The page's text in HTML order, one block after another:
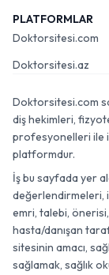
PLATFORMLAR
Doktorsitesi.com
Doktorsitesi.az
Doktorsitesi.com
diş hekimleri,
profesyonelleri ile
platformdur.
İş bu sayfada yer
değerlendirmeleri,
emri, talebi,
hasta/danışan
sitesinin amacı,
sağlamak, sağlık